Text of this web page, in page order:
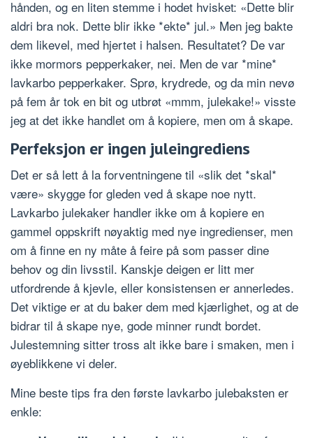
hånden, og en liten stemme i hodet hvisket: «Dette blir
aldri bra nok. Dette blir ikke *ekte* jul.» Men jeg bakte
dem likevel, med hjertet i halsen. Resultatet? De var
ikke mormors pepperkaker, nei. Men de var *mine*
lavkarbo pepperkaker. Sprø, krydrede, og da min nevø
på fem år tok en bit og utbrøt «mmm, julekake!» visste
jeg at det ikke handlet om å kopiere, men om å skape.
Perfeksjon er ingen juleingrediens
Det er så lett å la forventningene til «slik det *skal*
være» skygge for gleden ved å skape noe nytt.
Lavkarbo julekaker handler ikke om å kopiere en
gammel oppskrift nøyaktig med nye ingredienser, men
om å finne en ny måte å feire på som passer dine
behov og din livsstil. Kanskje deigen er litt mer
utfordrende å kjevle, eller konsistensen er annerledes.
Det viktige er at du baker dem med kjærlighet, og at de
bidrar til å skape nye, gode minner rundt bordet.
Julestemning sitter tross alt ikke bare i smaken, men i
øyeblikkene vi deler.
Mine beste tips fra den første lavkarbo julebaksten er
enkle: